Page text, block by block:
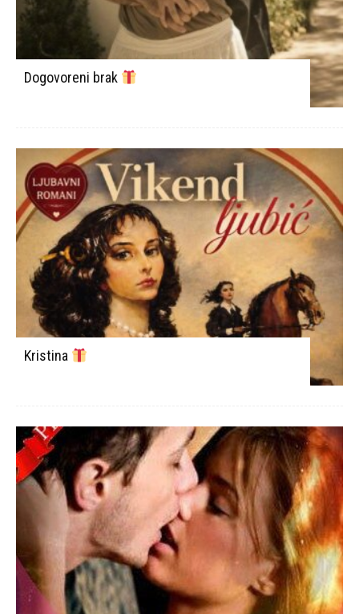
Dogovoreni brak
Kristina